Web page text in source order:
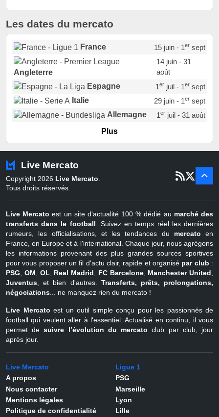
Les dates du mercato
France 15 juin - 1ersept
Angleterre
14 juin - 31
août
Espagne
1erjuil - 1ersept
Italie
29 juin - 1ersept
Allemagne
1erjuil - 31 août
Portugal
Pays-Bas
22 juin - 2 sept
Belgique
juil - 31
Plus
Live Mercato
Copyright 2026 Live Mercato.
Tous droits réservés.
Live Mercato est un site d'actualité 100 % dédié au marché des
transferts dans le football. Suivez en temps réel les dernières
rumeurs, les officialisations, et les tendances du mercato en
France, en Europe et à l'international. Chaque jour, nous agrégons
les informations provenant des plus grandes sources sportives
pour vous proposer un fil d'actu clair, rapide et organisé par club :
PSG, OM, OL, Real Madrid, FC Barcelone, Manchester United,
Juventus, et bien d'autres. Transferts, prêts, prolongations,
négociations... ne manquez rien du mercato !
Live Mercato est un outil simple conçu pour les passionnés de
football qui veulent aller à l'essentiel. Actualisé en continu, il vous
permet desuivre l’évolution du mercato club par club, jour
après jour.
Live Mercato
A propos
Nous contacter
Mentions légales
Politique de confidentialité
Ligue 1
PSG
Marseille
Lyon
Lille